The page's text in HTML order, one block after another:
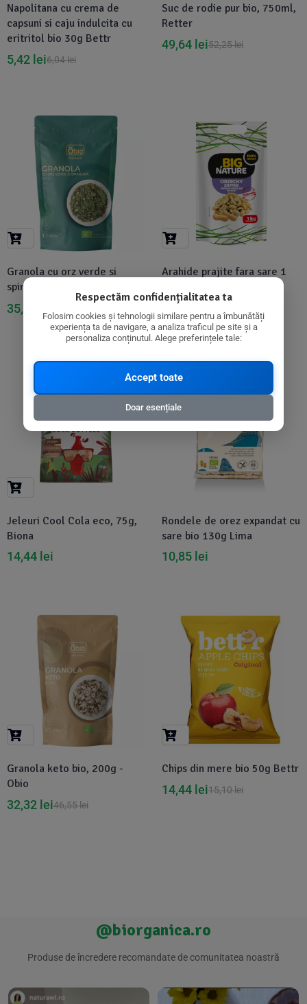
Napolitana cu crema de
capsuni si caju indulcita cu
eritritol bio 30g Bettr
6,04lei
5,42 lei
Suc de rodie pur bio, 750ml,
Retter
52,25lei
49,64 lei
-8%
Granola cu orz verde si
spirulina bio, 200g - Obio
35,28
Arahide prajite fara sare 1
37,00
Jeleuri Cool Cola eco, 75g,
Biona
14,44 lei
Disponibil in 1-2 zile
Rondele de orez expandat cu
sare bio 130g Lima
10,85 lei
-31%
Granola keto bio, 200g -
Obio
46,55lei
32,32 lei
-4%
Chips din mere bio 50g Bettr
15,10lei
14,44 lei
@biorganica.ro
Produse de încredere recomandate de comunitatea noastră
Respectăm confidențialitatea ta
Folosim cookies și tehnologii similare pentru a îmbunătăți
experiența ta de navigare, a analiza traficul pe site și a
personaliza conținutul. Alege preferințele tale:
Accept toate
Doar esențiale